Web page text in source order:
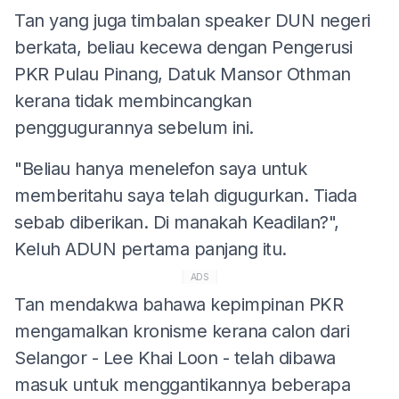
Tan yang juga timbalan speaker DUN negeri
berkata, beliau kecewa dengan Pengerusi
PKR Pulau Pinang, Datuk Mansor Othman
kerana tidak membincangkan
penggugurannya sebelum ini.
"Beliau hanya menelefon saya untuk
memberitahu saya telah digugurkan. Tiada
sebab diberikan. Di manakah Keadilan?",
Keluh ADUN pertama panjang itu.
ADS
Tan mendakwa bahawa kepimpinan PKR
mengamalkan kronisme kerana calon dari
Selangor - Lee Khai Loon - telah dibawa
masuk untuk menggantikannya beberapa